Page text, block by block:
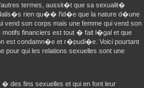
termes, aussit�t que sa sexualit�
rien qu�� l'id�e que la nature d�une
son corps mais une femme qui vend son
financiers est tout � fait l�gal et que
est condamn�e et r�pudi�e. Voici pourtant
qui les relations sexuelles sont une
des fins sexuelles et qui en font leur